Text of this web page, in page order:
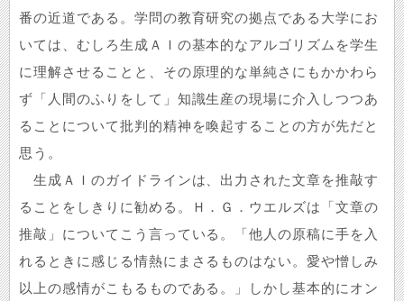
番の近道である。学問の教育研究の拠点である大学にお
いては、むしろ生成ＡＩの基本的なアルゴリズムを学生
に理解させることと、その原理的な単純さにもかかわら
ず「人間のふりをして」知識生産の現場に介入しつつあ
ることについて批判的精神を喚起することの方が先だと
思う。
生成ＡＩのガイドラインは、出力された文章を推敲す
ることをしきりに勧める。Ｈ．Ｇ．ウエルズは「文章の
推敲」についてこう言っている。「他人の原稿に手を入
れるときに感じる情熱にまさるものはない。愛や憎しみ
以上の感情がこもるものである。」しかし基本的にオン